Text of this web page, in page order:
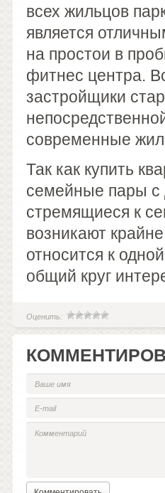
всех жильцов
является
на простои в
фитнес центра.
застройщики
современные
Так как купить
семейные пары с
стремящиеся к
возникают
относится к
общий круг
Оценить: